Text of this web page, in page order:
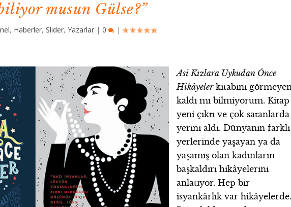
musun Gülse?”
, Haberler,Slider,Yazarlar |0 |
Asi Kızlara Uykudan Önce
Hikâyelerkitabını
kaldı mı bilmiyorum. Kitap
yeni çıktı ve çok satanlarda
yerini aldı. Dünyanın farklı
yerlerinde yaşayan ya da
yaşamış olan kadınların
başkaldırı hikâyelerini
anlatıyor. Hep bir
isyankârlık var